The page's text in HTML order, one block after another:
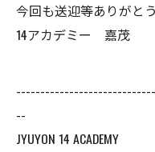
今回も送迎等ありがと
14アカデミー 嘉茂
--
JYUYON 14 ACADEMY